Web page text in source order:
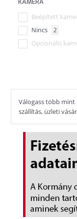
RJ45
Beépített
Nincs
2
Opcionális
Válogass több mint
szállítás, üzleti